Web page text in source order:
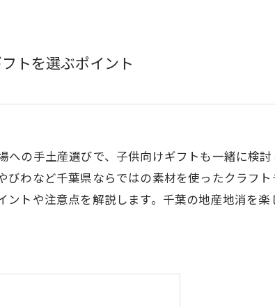
トを選ぶポイント
の手土産選びで、子供向けギフトも一緒に検
わなど千葉県ならではの素材を使ったクラフ
トや注意点を解説します。千葉の地産地消を楽